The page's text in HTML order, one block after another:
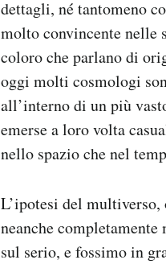
dettagli, né tantomeno
molto convincente nelle
coloro che parlano di
oggi molti cosmologi
all’interno di un più
emerse a loro volta
nello spazio che nel
L’ipotesi del
neanche
sul serio, e fossimo in